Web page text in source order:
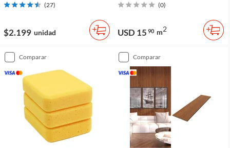
(27)
$2.199 unidad
(0)
USD 15 90 m2
comparar comparar